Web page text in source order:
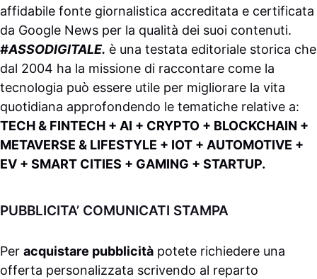
affidabile fonte giornalistica accreditata e certificata
da Google News per la qualità dei suoi contenuti.
#ASSODIGITALE. è una testata editoriale storica che
dal 2004 ha la missione di raccontare come la
tecnologia può essere utile per migliorare la vita
quotidiana approfondendo le tematiche relative a:
TECH & FINTECH + AI + CRYPTO + BLOCKCHAIN +
METAVERSE & LIFESTYLE + IOT + AUTOMOTIVE +
EV + SMART CITIES + GAMING + STARTUP.
PUBBLICITA’ COMUNICATI STAMPA
Per acquistare pubblicità potete richiedere una
offerta personalizzata scrivendo al reparto